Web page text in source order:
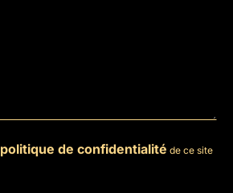
politique de confidentialité de ce site